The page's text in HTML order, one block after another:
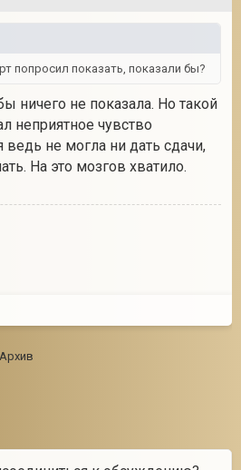
попросил показать, показали бы?
ничего не показала. Но такой
неприятное чувство
не могла ни дать сдачи,
На это мозгов хватило.
Архив